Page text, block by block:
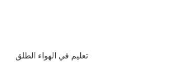
تعليم في الهواء الطلق